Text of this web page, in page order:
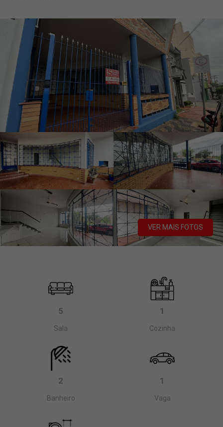
VER MAIS FOTOS
5
Sala
1
Cozinha
2
Banheiro
1
Vaga